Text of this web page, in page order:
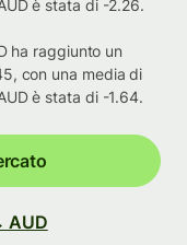
è stata di -2.26.
ha raggiunto un
con una media di
è stata di -1.64.
AUD